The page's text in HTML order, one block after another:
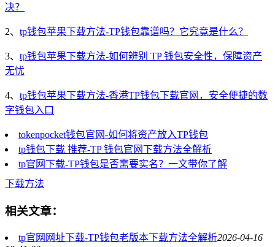
决？
2、 tp钱包苹果下载方法-TP钱包靠谱吗？它究竟是什么？
3、 tp钱包苹果下载方法-如何辨别 TP 钱包安全性，保障资产
无忧
4、 tp钱包苹果下载方法-香港TP钱包下载官网，安全便捷的数
字钱包入口
tokenpocket钱包官网-如何将资产放入TP钱包
tp钱包下载 推荐-TP 钱包官网下载方法全解析
tp官网下载-TP钱包是否需要实名？一文带你了解
下载方法
相关文章：
tp官网网址下载-TP钱包老版本下载方法全解析2026-04-16